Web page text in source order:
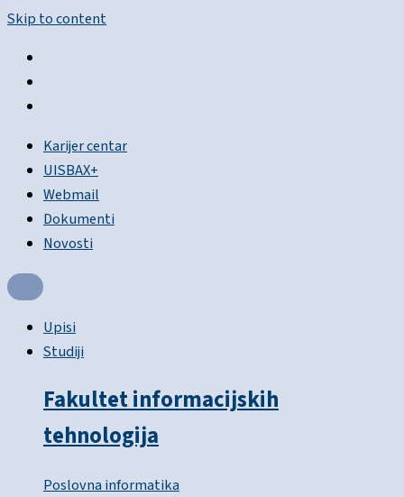
Skip to content
Karijer centar
UISBAX+
Webmail
Dokumenti
Novosti
Upisi
Studiji
Fakultet informacijskih
tehnologija
Poslovna informatika